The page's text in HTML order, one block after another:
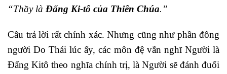
“Thầy là Đấng Ki-tô của Thiên Chúa.”
Câu trả lời rất chính xác. Nhưng cũng như phần đông
người Do Thái lúc ấy, các môn đệ vẫn nghĩ Người là
Đấng Kitô theo nghĩa chính trị, là Người sẽ đánh đuổi